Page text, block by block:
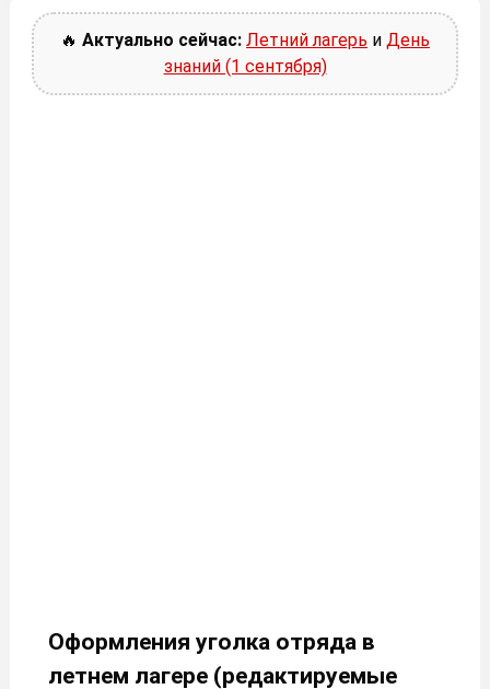
🔥 Актуально сейчас: Летний лагерь и День
знаний (1 сентября)
Оформления уголка отряда в
летнем лагере (редактируемые